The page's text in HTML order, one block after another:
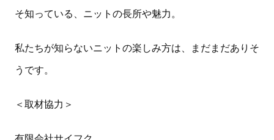
そ知っている、ニットの長所や魅力。
私たちが知らないニットの楽しみ方は、まだまだありそ
うです。
＜取材協力＞